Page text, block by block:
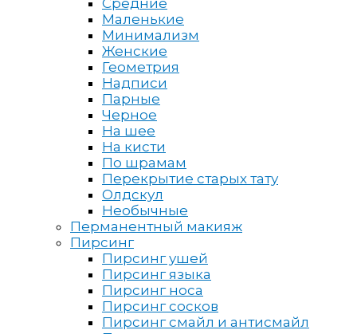
Средние
Маленькие
Минимализм
Женские
Геометрия
Надписи
Парные
Черное
На шее
На кисти
По шрамам
Перекрытие старых тату
Олдскул
Необычные
Перманентный макияж
Пирсинг
Пирсинг ушей
Пирсинг языка
Пирсинг носа
Пирсинг сосков
Пирсинг смайл и антисмайл